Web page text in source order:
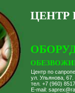
Центр по
ул. Ульянова,
тел. +7 (960)
E-mail: